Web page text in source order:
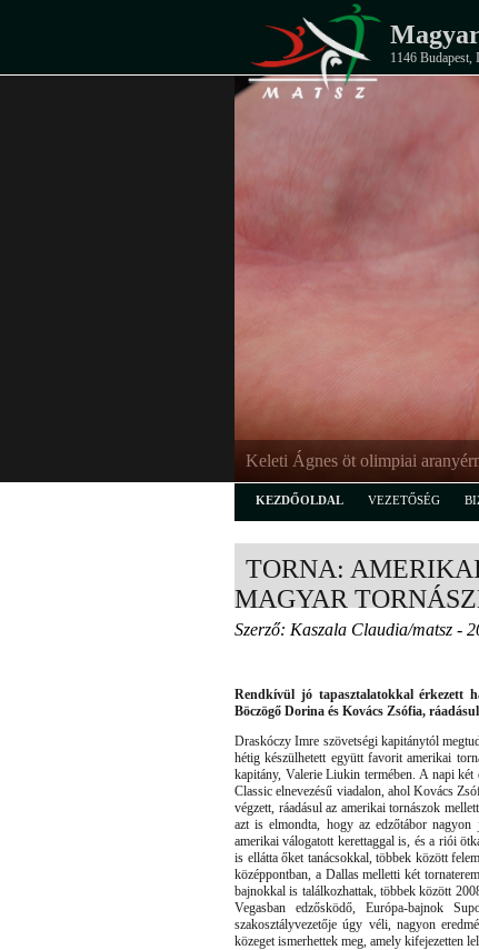
1146 Budapest,
Keleti Ágnes öt olimpiai
KEZDŐOLDAL VEZETŐSÉG
TORNA:
MAGYAR
Szerző: Kaszala Claudia/matsz -
Rendkívül jó tapasztalatokkal érkezett
Böczögő Dorina és Kovács Zsófia,
Draskóczy Imre szövetségi kapitánytól
hétig készülhetett együtt favorit amerikai
kapitány, Valerie Liukin termében. A napi két
Classic elnevezésű viadalon, ahol Kovács
végzett, ráadásul az amerikai tornászok
azt is elmondta, hogy az edzőtábor nagyon
amerikai válogatott kerettaggal is, és a riói
is ellátta őket tanácsokkal, többek között
középpontban, a Dallas melletti két
bajnokkal is találkozhattak, többek között
Vegasban edzősködő, Európa-bajnok
szakosztályvezetője úgy véli, nagyon
közeget ismerhettek meg, amely kifejezetten